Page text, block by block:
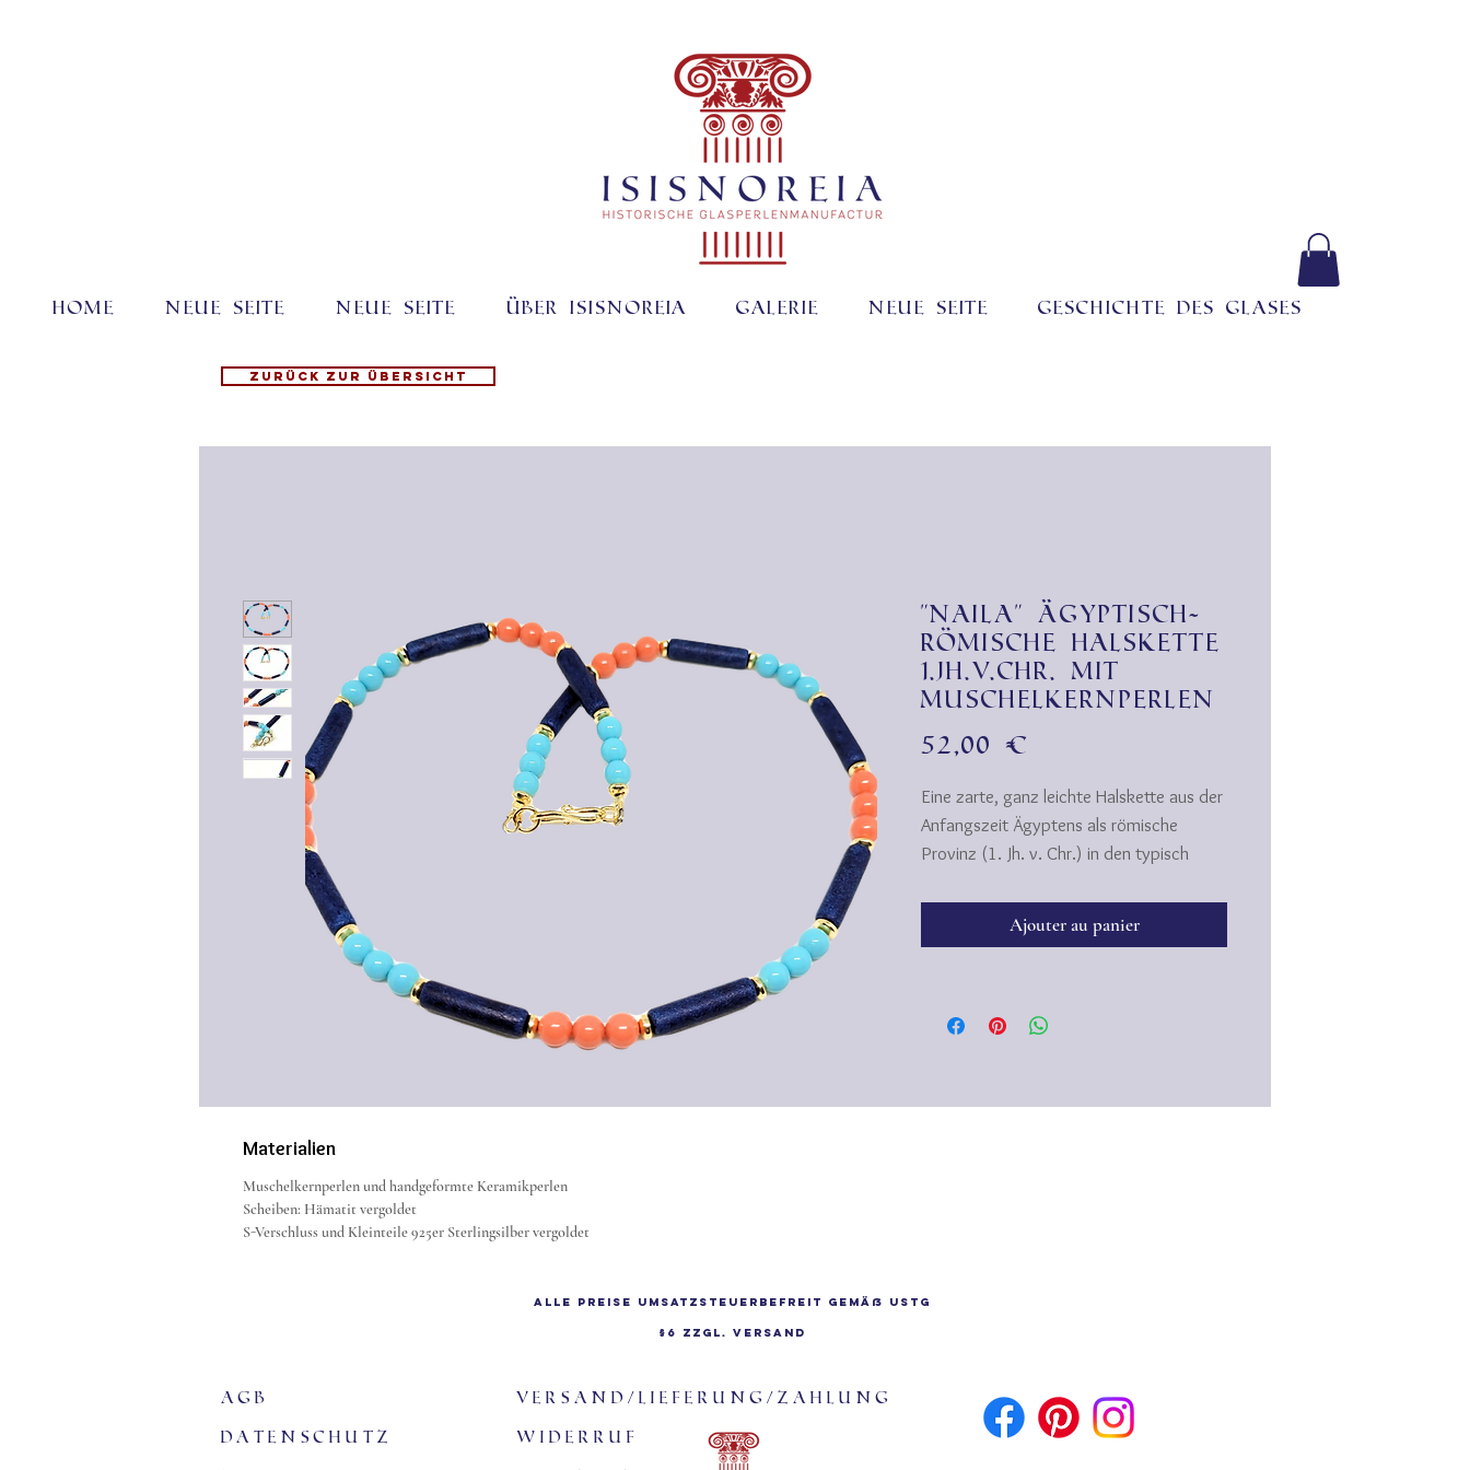
Home Neue Seite Neue Seite Über ISISNOREIA Galerie Neue Seite Geschichte des Glases
Zurück zur Übersicht
"Naila" ägyptisch-
römische Halskette
1.Jh.v.Chr. mit
Muschelkernperlen
52,00 €
Eine zarte, ganz leichte Halskette aus der
Anfangszeit Ägyptens als römische
Provinz (1. Jh. v. Chr.) in den typisch
Ajouter au panier
Materialien
Muschelkernperlen und handgeformte Keramikperlen
Scheiben: Hämatit vergoldet
S-Verschluss und Kleinteile 925er Sterlingsilber vergoldet
Alle Preise Umsatzsteuerbefreit gemäß UStG
§6 zzgl. Versand
agb
Datenschutz
Versand/Lieferung/Zahlung
Widerruf